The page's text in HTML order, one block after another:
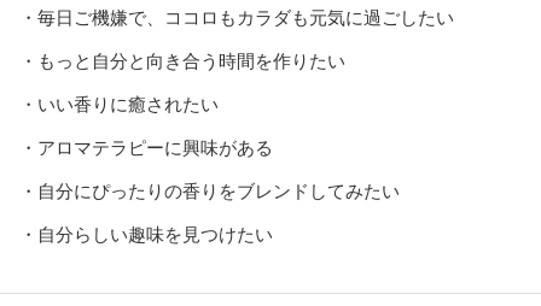
・毎日ご機嫌で、ココロもカラダも元気に過ごしたい
・もっと自分と向き合う時間を作りたい
・いい香りに癒されたい
・アロマテラピーに興味がある
・自分にぴったりの香りをブレンドしてみたい
・自分らしい趣味を見つけたい